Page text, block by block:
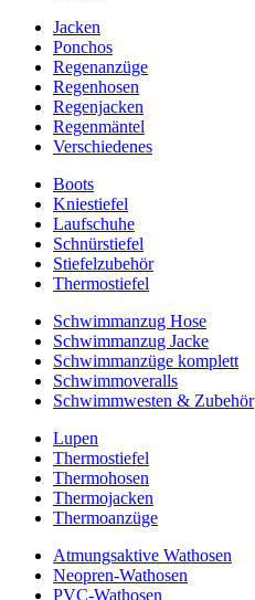
Jacken
Ponchos
Regenanzüge
Regenhosen
Regenjacken
Regenmäntel
Verschiedenes
Boots
Kniestiefel
Laufschuhe
Schnürstiefel
Stiefelzubehör
Thermostiefel
Schwimmanzug Hose
Schwimmanzug Jacke
Schwimmanzüge komplett
Schwimmoveralls
Schwimmwesten & Zubehör
Lupen
Thermostiefel
Thermohosen
Thermojacken
Thermoanzüge
Atmungsaktive Wathosen
Neopren-Wathosen
PVC-Wathosen